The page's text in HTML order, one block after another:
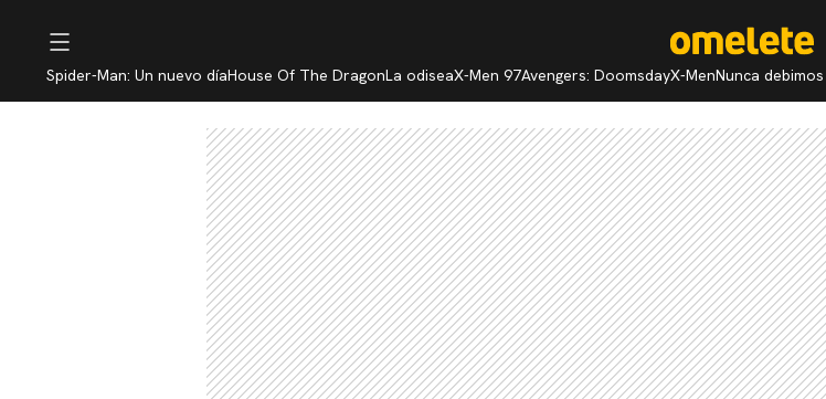
Spider-Man: Un nuevo díaHouse Of The DragonLa odiseaX-Men 97Avengers: DoomsdayX-MenNunca